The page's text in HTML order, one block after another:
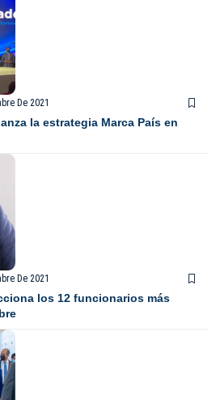
De 2021
la estrategia Marca País en
De 2021
los 12 funcionarios más